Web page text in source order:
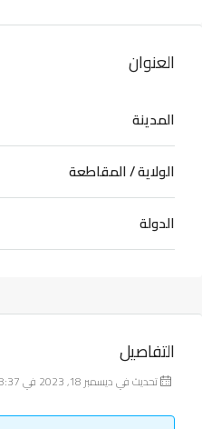
العنوان
المدينة
الولاية / المقاطعة
الدولة
التفاصيل
تحديث في ديسمبر 18, 2023 في 8:37 ص